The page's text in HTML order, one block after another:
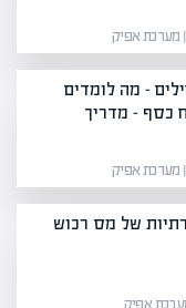
– מה לומדים
כסף – מדריך
של מס רכוש